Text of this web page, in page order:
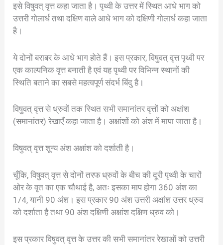
इसे विषुवत् वृत्त कहा जाता है। पृथ्वी के उत्तर में स्थित आधे भाग को
उत्तरी गोलार्ध तथा दक्षिण वाले आधे भाग को दक्षिणी गोलार्ध कहा जाता
है।
ये दोनों बराबर के आधे भाग होते हैं। इस प्रकार, विषुवत् वृत्त पृथ्वी पर
एक काल्पनिक वृत्त बनाती है एवं यह पृथ्वी पर विभिन्न स्थानों की
स्थिति बताने का सबसे महत्वपूर्ण संदर्भ बिंदु है।
विषुवत् वृत्त से ध्रुवों तक स्थित सभी समानांतर वृत्तों को अक्षांश
(समानांतर) रेखाएँ कहा जाता है। अक्षांशों को अंश में मापा जाता है।
विषुवत् वृत्त शून्य अंश अक्षांश को दर्शाती है।
चूँकि, विषुवत् वृत्त से दोनों तरफ ध्रुवों के बीच की दूरी पृथ्वी के चारों
ओर के वृत का एक चौथाई है, अतः इसका माप होगा 360 अंश का
1/4, यानी 90 अंश। इस प्रकार 90 अंश उत्तरी अक्षांश उत्तर ध्रुव
को दर्शाता है तथा 90 अंश दक्षिणी अक्षांश दक्षिण ध्रुव को।
इस प्रकार विषुवत् वृत्त के उत्तर की सभी समानांतर रेखाओं को उत्तरी